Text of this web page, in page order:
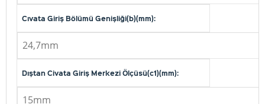
Cıvata Giriş Bölümü Genişliği(b)(mm):
24,7mm
Dıştan Civata Giriş Merkezi Ölçüsü(c1)(mm):
15mm